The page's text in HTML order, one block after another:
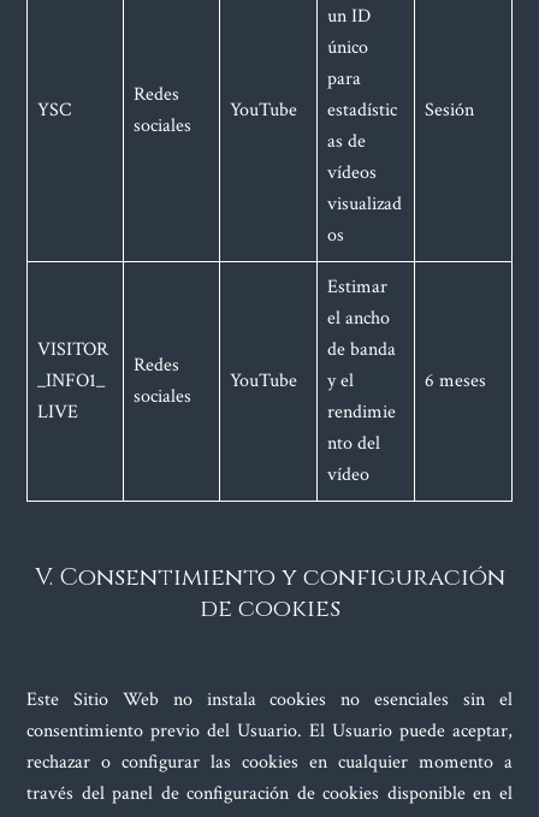
YSC
Redes
sociales
YouTube
un ID
único
para
estadístic
as de
vídeos
visualizad
os
Sesión
VISITOR
_INFO1_
LIVE
Redes
sociales
YouTube
Estimar
el ancho
de banda
y el
rendimie
nto del
vídeo
6 meses
V. Consentimiento y configuración
de cookies
Este Sitio Web no instala cookies no esenciales sin el
consentimiento previo del Usuario. El Usuario puede aceptar,
rechazar o configurar las cookies en cualquier momento a
través del panel de configuración de cookies disponible en el